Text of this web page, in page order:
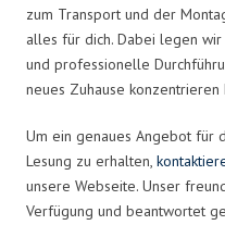
zum Transport und der
alles für dich. Dabei legen
und professionelle
neues Zuhause konzentrieren
Um ein genaues Angebot für
Lesung zu erhalten,
unsere Webseite. Unser
Verfügung und beantwortet